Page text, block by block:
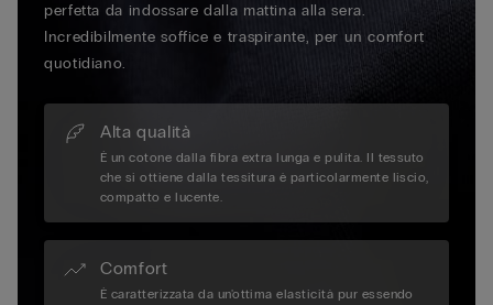
perfetta da indossare dalla mattina alla sera.
Incredibilmente soffice e traspirante, per un comfort
quotidiano.
Alta qualità
È un cotone dalla fibra extra lunga e pulita. Il tessuto
che si ottiene dalla tessitura è particolarmente liscio,
compatto e lucente.
Comfort
È caratterizzata da un'ottima elasticità pur essendo